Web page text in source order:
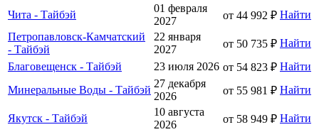
Чита - Тайбэй
01 февраля
2027
от 44 992 ₽ Найти
Петропавловск-Камчатский
- Тайбэй
22 января
2027
от 50 735 ₽ Найти
Благовещенск - Тайбэй
23 июля 2026 от 54 823 ₽ Найти
Минеральные Воды - Тайбэй
27 декабря
2026
от 55 981 ₽ Найти
Якутск - Тайбэй
10 августа
2026
от 58 949 ₽ Найти